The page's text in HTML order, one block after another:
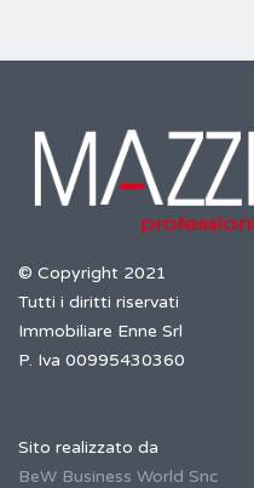
© Copyright 2021
Tutti i diritti riservati
Immobiliare Enne Srl
P. Iva 00995430360
Sito realizzato da
BeW Business World Snc